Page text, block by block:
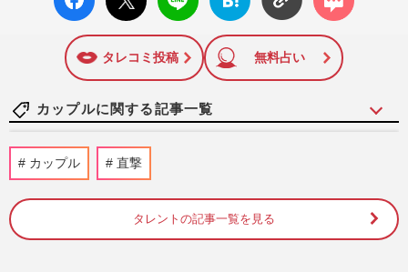
ok い
ト
ブック
に追加
ト
タレコミ投稿 無料占い
カップルに関する記事一覧
アイスダンス・宇野昌磨、テレビ番組で本
田真凜への愛炸裂！「彼女の隣で僕が…」
2026/7/10
カップル 直撃
タレントの記事一覧を見る